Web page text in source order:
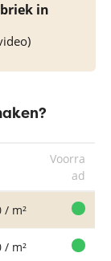
in
Voorra
ad
/ m²
/ m²